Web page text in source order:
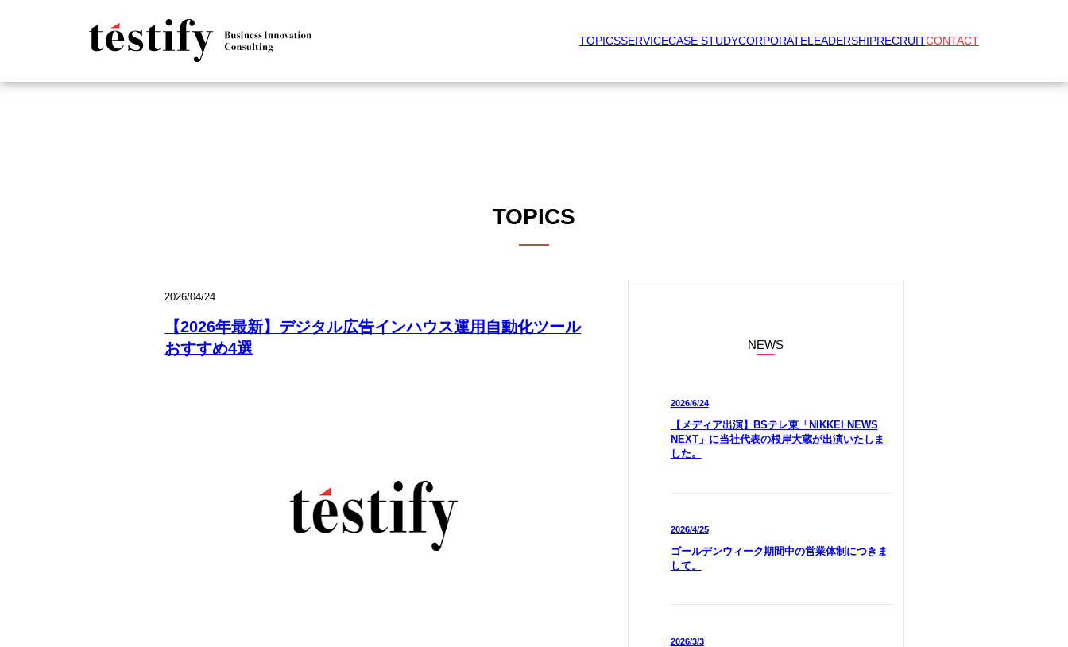
TOPICSSERVICECASE STUDYCORPORATELEADERSHIPRECRUITCONTACT
TOPICS
2026/04/24
【2026年最新】デジタル広告インハウス運用自動化ツール
おすすめ4選
NEWS
2026/6/24
【メディア出演】BSテレ東「NIKKEI NEWS
NEXT」に当社代表の根岸大蔵が出演いたしま
した。
2026/4/25
ゴールデンウィーク期間中の営業体制につきま
して。
2026/3/3